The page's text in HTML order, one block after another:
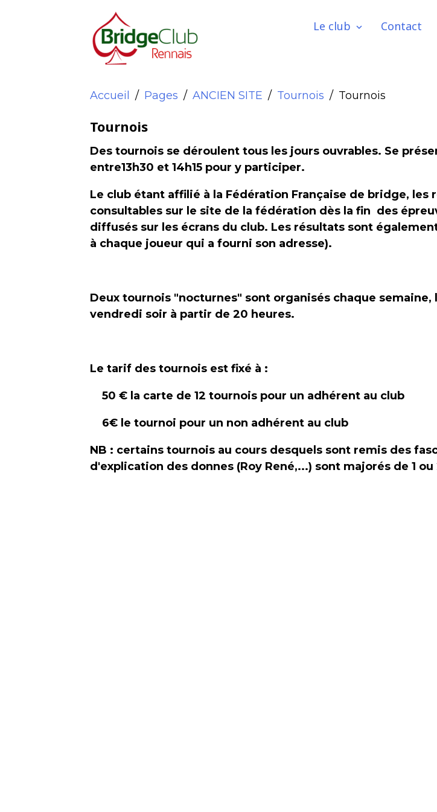
Le club Contact
Accueil Pages ANCIEN SITE Tournois Tournois
Tournois
Des tournois se déroulent tous les jours ouvrables. Se
entre13h30 et 14h15 pour y participer.
Le club étant affilié à la Fédération Française de bridge, les
consultables sur le site de la fédération dès la fin des
diffusés sur les écrans du club. Les résultats sont
à chaque joueur qui a fourni son adresse).
Deux tournois "nocturnes" sont organisés chaque semaine,
vendredi soir à partir de 20 heures.
Le tarif des tournois est fixé à :
50 € la carte de 12 tournois pour un adhérent au club
6€ le tournoi pour un non adhérent au club
NB : certains tournois au cours desquels sont remis des
d'explication des donnes (Roy René,...) sont majorés de 1 ou